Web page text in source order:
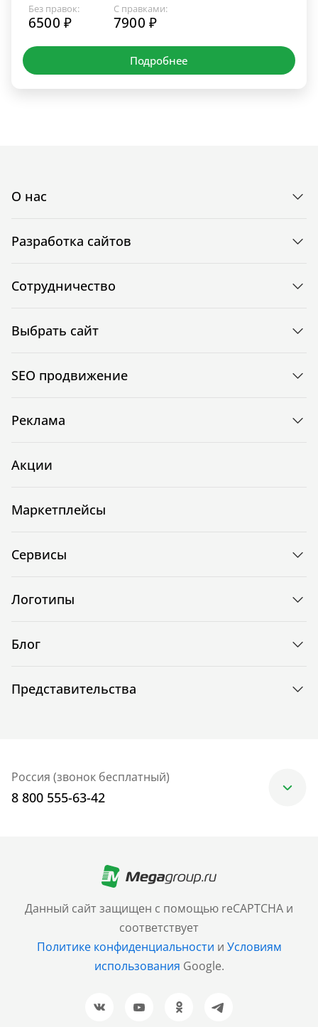
Без правок:
6500 ₽
С правками:
7900 ₽
Подробнее
Данный сайт защищен с помощью reCAPTCHA и
соответствует
Политике конфиденциальности и Условиям
использования Google.
О нас
Разработка сайтов
Сотрудничество
Выбрать сайт
SEO продвижение
Реклама
Акции
Маркетплейсы
Сервисы
Логотипы
Блог
Представительства
Россия (звонок бесплатный)
8 800 555-63-42
+7 (499) 705-30-10
Санкт-Петербург
+7 (812) 600-77-33
Барнаул
+7 (961) 999-93-93
Новосибирск